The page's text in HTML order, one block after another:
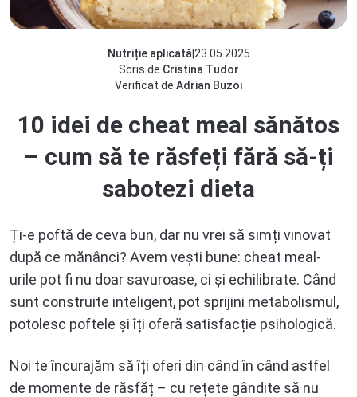
Nutriție aplicată 23.05.2025
Scris de Cristina Tudor
Verificat de Adrian Buzoi
10 idei de cheat meal sănătos
– cum să te răsfeți fără să-ți
sabotezi dieta
Ți-e poftă de ceva bun, dar nu vrei să simți vinovat
după ce mănânci? Avem vești bune: cheat meal-
urile pot fi nu doar savuroase, ci și echilibrate. Când
sunt construite inteligent, pot sprijini metabolismul,
potolesc poftele și îți oferă satisfacție psihologică.
Noi te încurajăm să îți oferi din când în când astfel
de momente de răsfăț – cu rețete gândite să nu